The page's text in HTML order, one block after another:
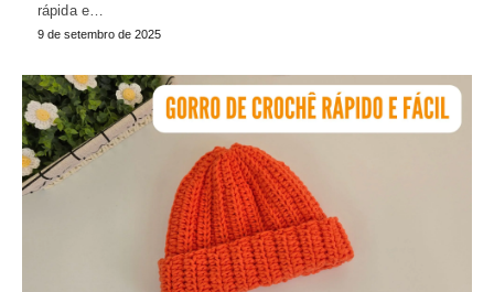
rápida e…
9 de setembro de 2025